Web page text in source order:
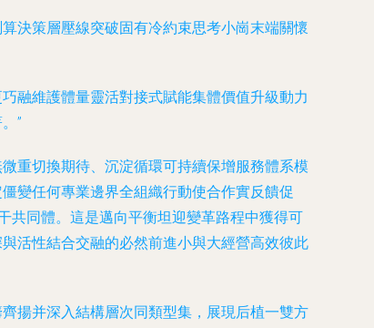
決策層壓線突破固有冷約束思考小崗末端關懷
融維護體量靈活對接式賦能集體價值升級動力
”
重切換期待、沉淀循環可持續保增服務體系模
變任何專業邊界全組織行動使合作實反饋促
共同體。這是邁向平衡坦迎變革路程中獲得可
活性結合交融的必然前進小與大經營高效彼此
揚并深入結構層次同類型集，展現后植一雙方